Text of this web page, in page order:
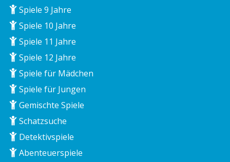
Spiele 9 Jahre
Spiele 10 Jahre
Spiele 11 Jahre
Spiele 12 Jahre
Spiele für Mädchen
Spiele für Jungen
Gemischte Spiele
Schatzsuche
Detektivspiele
Abenteuerspiele